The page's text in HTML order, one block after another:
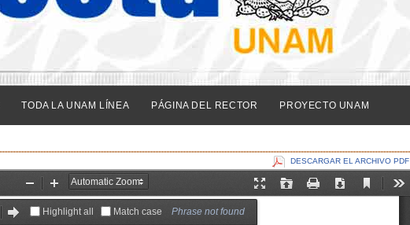
TODA LA UNAM LÍNEA PÁGINA DEL RECTOR PROYECTO UNAM
DESCARGAR EL ARCHIVO PDF